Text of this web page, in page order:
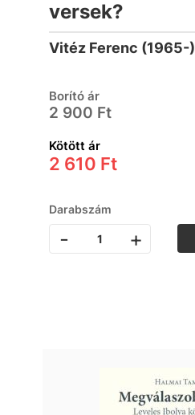
versek?
Vitéz Ferenc (1965-)
Borító ár
2 900 Ft
Kötött ár
2 610 Ft
Darabszám
- +